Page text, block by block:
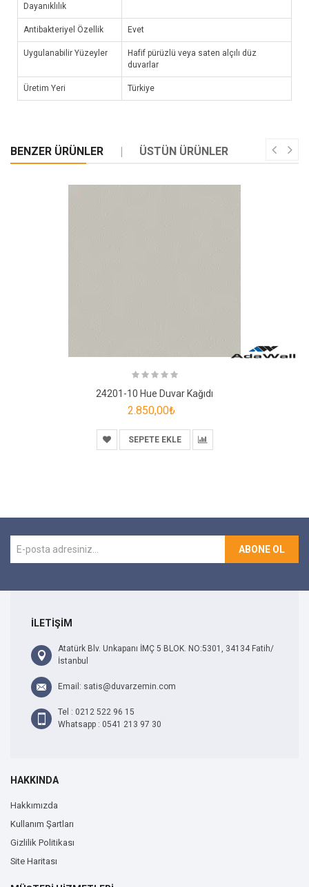
Dayanıklılık
Antibakteriyel Özellik Evet
Uygulanabilir Yüzeyler
Hafif pürüzlü veya saten alçılı düz
duvarlar
Üretim Yeri Türkiye
BENZER ÜRÜNLER ÜSTÜN ÜRÜNLER
24201-10 Hue Duvar Kağıdı
2.850,00₺
SEPETE EKLE
ABONE OL
İLETİŞİM
Atatürk Blv. Unkapanı İMÇ 5 BLOK. NO:5301, 34134 Fatih/
İstanbul
Email: satis@duvarzemin.com
Tel : 0212 522 96 15
Whatsapp : 0541 213 97 30
HAKKINDA
Hakkımızda
Kullanım Şartları
Gizlilik Politikası
Site Haritası